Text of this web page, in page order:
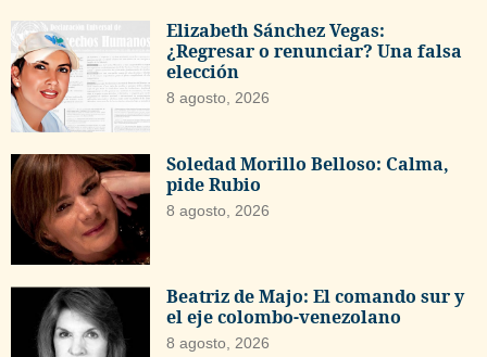
Elizabeth Sánchez Vegas:
¿Regresar o renunciar? Una falsa
elección
8 agosto, 2026
Soledad Morillo Belloso: Calma,
pide Rubio
8 agosto, 2026
Beatriz de Majo: El comando sur y
el eje colombo-venezolano
8 agosto, 2026